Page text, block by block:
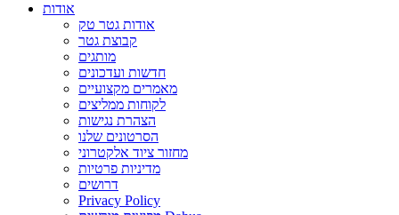
אודות
אודות גטר טק
קבוצת גטר
מותגים
חדשות ועדכונים
מאמרים מקצועיים
לקוחות ממליצים
הצהרת נגישות
הסרטונים שלנו
מחזור ציוד אלקטרוני
מדיניות פרטיות
דרושים
Privacy Policy